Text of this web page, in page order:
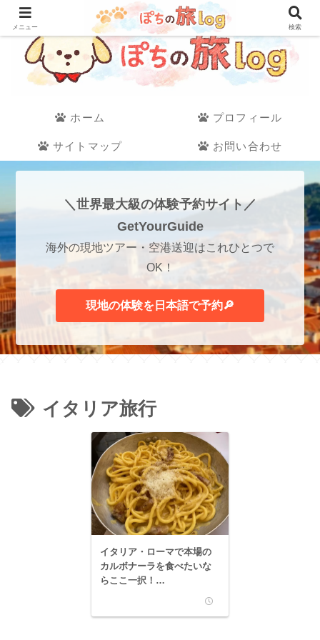
ホーム プロフィール
サイトマップ お問い合わせ
＼世界最大級の体験予約サイト／
GetYourGuide
海外の現地ツアー・空港送迎はこれひとつで
OK！
現地の体験を日本語で予約🔎
イタリア旅行
イタリア・ローマで本場の
カルボナーラを食べたいな
らここ一択！
メニュー 検索